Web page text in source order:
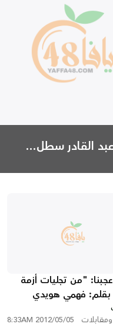
القادر سطل...
"من تجليات أزمة
بقلم: فهمي هويدي
2012/05/05 8:33AM